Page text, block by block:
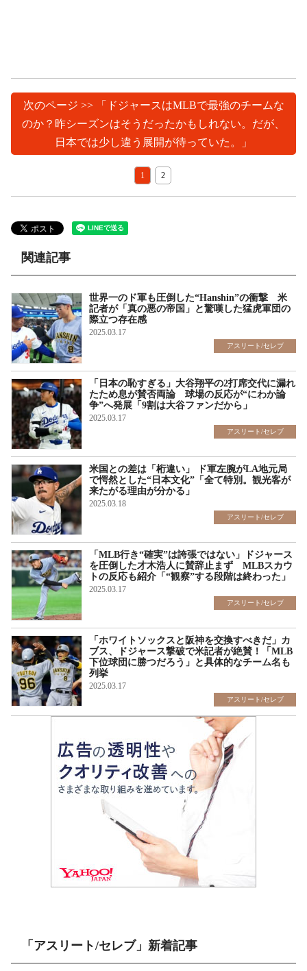
次のページ >> 「ドジャースはMLBで最強のチームな
のか？昨シーズンはそうだったかもしれない。だが、
日本では少し違う展開が待っていた。」
1 2
関連記事
世界一のド軍も圧倒した“Hanshin”の衝撃 米
記者が「真の悪の帝国」と驚嘆した猛虎軍団の
際立つ存在感
2025.03.17
アスリート/セレブ
「日本の恥すぎる」大谷翔平の2打席交代に漏れ
たため息が賛否両論 球場の反応が“にわか論
争”へ発展「9割は大谷ファンだから」
2025.03.17
アスリート/セレブ
米国との差は「桁違い」 ド軍左腕がLA地元局
で愕然とした“日本文化”「全て特別。観光客が
来たがる理由が分かる」
2025.03.18
アスリート/セレブ
「MLB行き“確実”は誇張ではない」ドジャース
を圧倒した才木浩人に賛辞止まず MLBスカウ
トの反応も紹介「“観察”する段階は終わった」
2025.03.17
アスリート/セレブ
「ホワイトソックスと阪神を交換すべきだ」カ
ブス、ドジャース撃破で米記者が絶賛！「MLB
下位球団に勝つだろう」と具体的なチーム名も
列挙
2025.03.17
アスリート/セレブ
「アスリート/セレブ」新着記事